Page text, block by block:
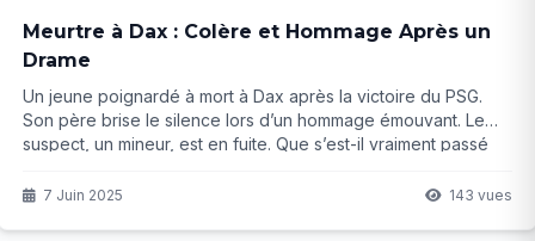
Meurtre à Dax : Colère et Hommage Après un
Drame
Un jeune poignardé à mort à Dax après la victoire du PSG.
Son père brise le silence lors d’un hommage émouvant. Le
suspect, un mineur, est en fuite. Que s’est-il vraiment passé
7 Juin 2025 143 vues